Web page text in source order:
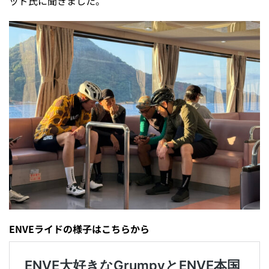
ENVEライドの様子はこちらから